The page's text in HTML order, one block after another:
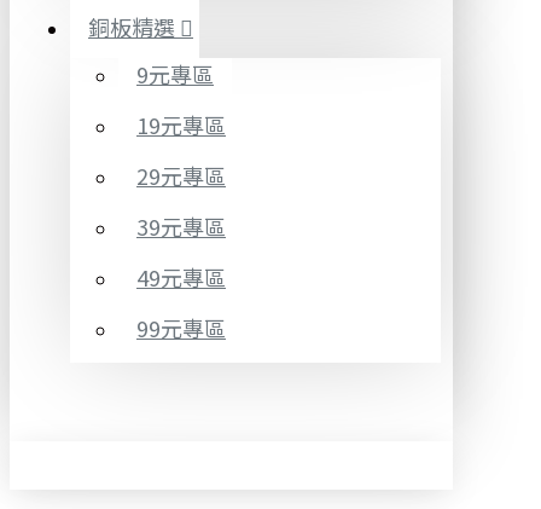
銅板精選
9元專區
19元專區
29元專區
39元專區
49元專區
99元專區